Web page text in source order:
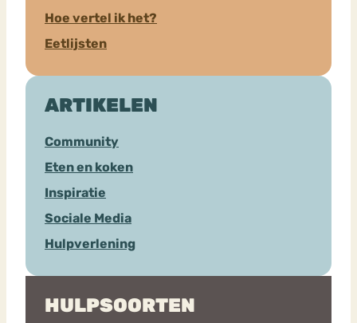
Hoe vertel ik het?
Eetlijsten
ARTIKELEN
Community
Eten en koken
Inspiratie
Sociale Media
Hulpverlening
HULPSOORTEN